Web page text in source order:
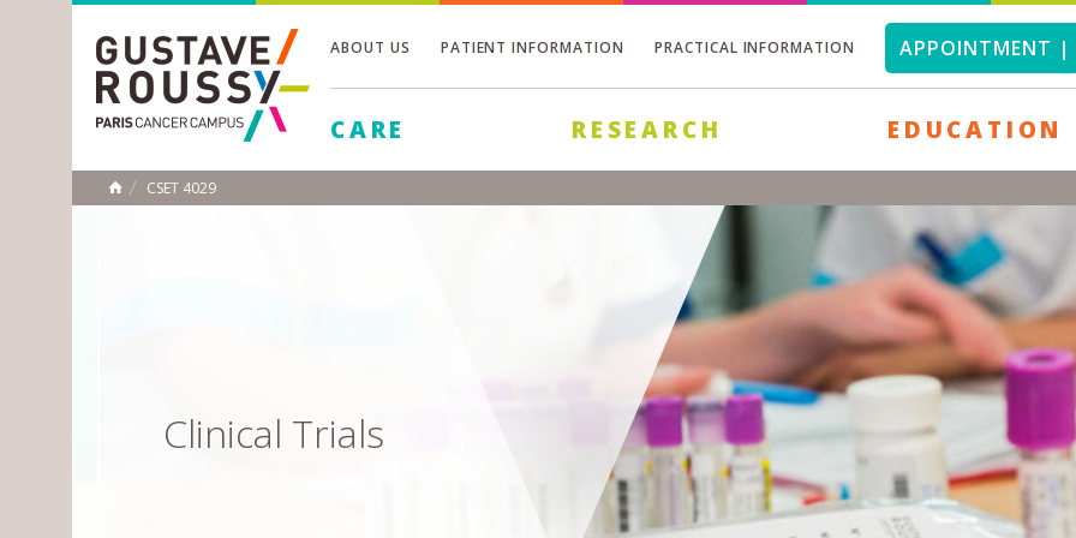
ABOUT US PATIENT INFORMATION PRACTICAL INFORMATION APPOINTMENT |
CARE RESEARCH EDUCATION
HOME
CSET 4029
Clinical Trials